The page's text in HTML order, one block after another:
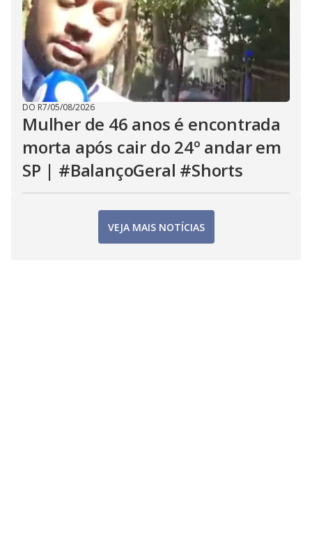
DO R7/05/08/2026
Mulher de 46 anos é encontrada
morta após cair do 24º andar em
SP | #BalançoGeral #Shorts
VEJA MAIS NOTÍCIAS